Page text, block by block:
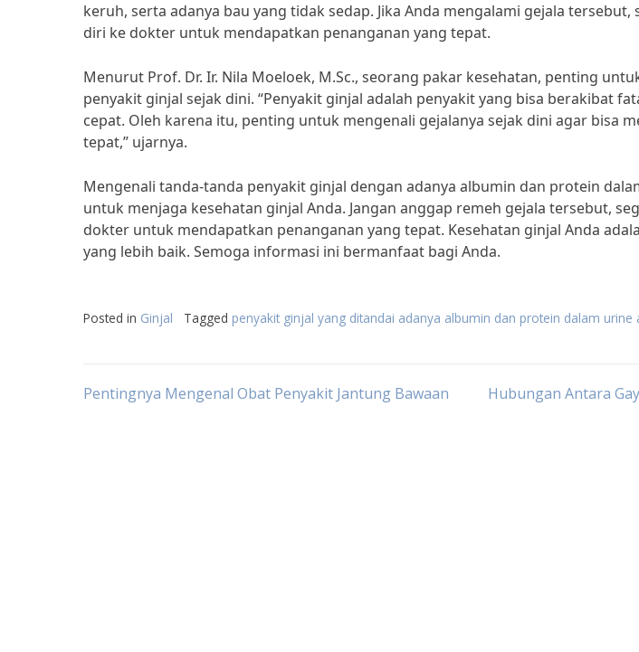
keruh, serta adanya bau yang tidak sedap. Jika Anda mengalami gejala
diri ke dokter untuk mendapatkan penanganan yang tepat.
Menurut Prof. Dr. Ir. Nila Moeloek, M.Sc., seorang pakar kesehatan, penting
penyakit ginjal sejak dini. “Penyakit ginjal adalah penyakit yang bisa berakibat
cepat. Oleh karena itu, penting untuk mengenali gejalanya sejak dini agar bisa
tepat,” ujarnya.
Mengenali tanda-tanda penyakit ginjal dengan adanya albumin dan protein
untuk menjaga kesehatan ginjal Anda. Jangan anggap remeh gejala tersebut,
dokter untuk mendapatkan penanganan yang tepat. Kesehatan ginjal Anda
yang lebih baik. Semoga informasi ini bermanfaat bagi Anda.
Posted in Ginjal Tagged penyakit ginjal yang ditandai adanya albumin dan protein dalam urine
Post
Pentingnya Mengenal Obat Penyakit Jantung Bawaan Hubungan Antara